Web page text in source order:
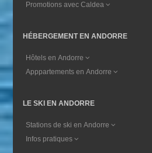
Promotions avec Caldea
HÉBERGEMENT EN ANDORRE
Hôtels en Andorre
Apppartements en Andorre
LE SKI EN ANDORRE
Stations de ski en Andorre
Infos pratiques